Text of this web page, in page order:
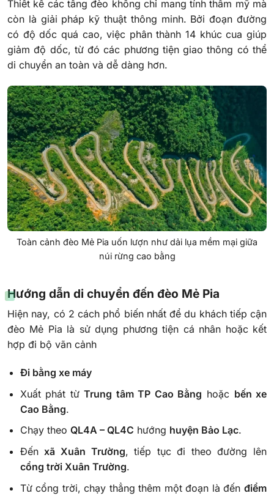
Thiết kế các tầng đèo không chỉ mang tính thẩm mỹ mà
còn là giải pháp kỹ thuật thông minh. Bởi đoạn đường
có độ dốc quá cao, việc phân thành 14 khúc cua giúp
giảm độ dốc, từ đó các phương tiện giao thông có thể
di chuyển an toàn và dễ dàng hơn.
Toàn cảnh đèo Mẻ Pia uốn lượn như dải lụa mềm mại giữa
núi rừng cao bằng
Hướng dẫn di chuyển đến đèo Mẻ Pia
Hiện nay, có 2 cách phổ biến nhất để du khách tiếp cận
đèo Mẻ Pia là sử dụng phương tiện cá nhân hoặc kết
hợp đi bộ vãn cảnh
Đi bằng xe máy
Xuất phát từTrung tâm TP Cao Bằng hoặc bến xe
Cao Bằng.
Chạy theo QL4A – QL4C hướng huyện Bảo Lạc.
Đếnxã Xuân Trường, tiếp tục đi theo đường lên
cổng trời Xuân Trường.
Từ cổng trời, chạy thẳng thêm một đoạn là đến điểm